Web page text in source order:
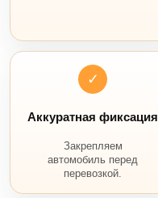
✓
Аккуратная фиксация
Закрепляем
автомобиль перед
перевозкой.